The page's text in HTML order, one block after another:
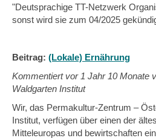
"Deutsprachige TT-Netzwerk
sonst wird sie zum 04/2025
Beitrag: (Lokale) Ernährung
Kommentiert vor 1 Jahr 10 Monate
Waldgarten Institut
Wir, das Permakultur-Zentrum –
Institut, verfügen über einen der
Mitteleuropas und bewirtschaften